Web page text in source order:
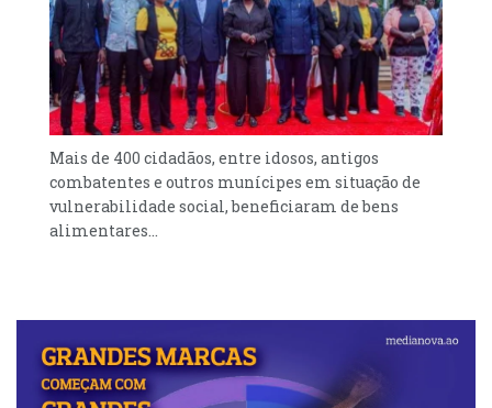
Mais de 400 cidadãos, entre idosos, antigos
combatentes e outros munícipes em situação de
vulnerabilidade social, beneficiaram de bens
alimentares...